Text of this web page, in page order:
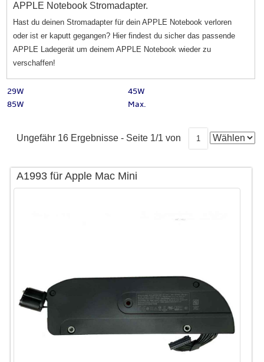
APPLE Notebook Stromadapter.
Hast du deinen Stromadapter für dein APPLE Notebook verloren
oder ist er kaputt gegangen? Hier findest du sicher das passende
APPLE Ladegerät um deinem APPLE Notebook wieder zu
verschaffen!
29W
45W
85W
Max.
Ungefähr 16 Ergebnisse - Seite 1/1 von 1
A1993 für Apple Mac Mini